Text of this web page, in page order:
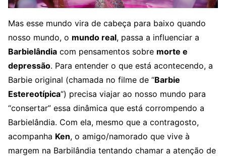
Mas esse mundo vira de cabeça para baixo quando
nosso mundo, o mundo real, passa a influenciar a
Barbielândia com pensamentos sobre morte e
depressão. Para entender o que está acontecendo, a
Barbie original (chamada no filme de “Barbie
Estereotípica“) precisa viajar ao nosso mundo para
“consertar” essa dinâmica que está corrompendo a
Barbielândia. Com ela, mesmo que a contragosto,
acompanha Ken, o amigo/namorado que vive à
margem na Barbilândia tentando chamar a atenção de